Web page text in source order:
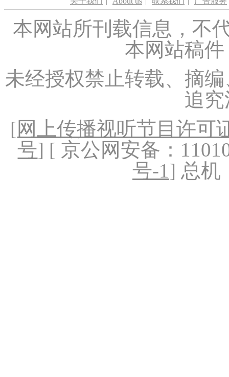
本网站所刊载信息，不
本网站稿
未经授权禁止转载、摘
追
[网上传播视听节目许可
号] [ 京公网安备：
号-1] 总机